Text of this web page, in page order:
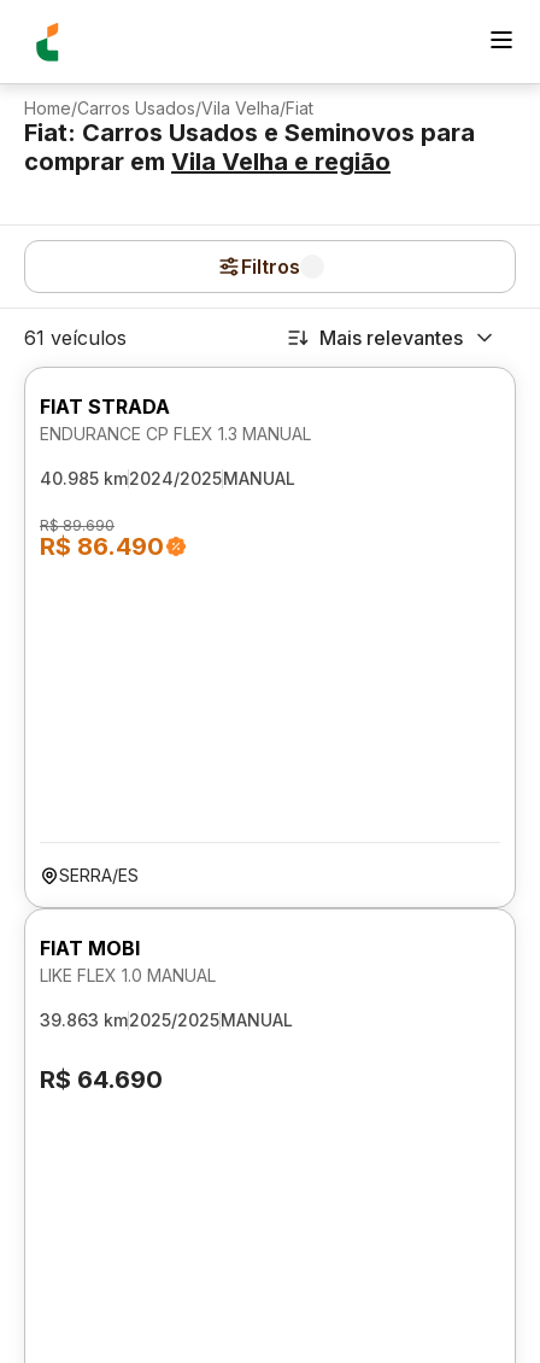
Home/Carros Usados/Vila Velha/Fiat
Fiat: Carros Usados e Seminovos para
comprar em Vila Velha e região
Filtros
61 veículos Mais relevantes
FIAT STRADA
ENDURANCE CP FLEX 1.3 MANUAL
40.985 km2024/2025MANUAL
R$ 89.690
R$ 86.490
SERRA/ES
FIAT MOBI
LIKE FLEX 1.0 MANUAL
39.863 km2025/2025MANUAL
R$ 64.690